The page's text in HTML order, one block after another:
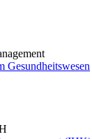
Gesundheitswesen